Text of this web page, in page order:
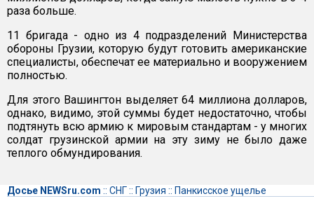
раза больше.
11 бригада - одно из 4 подразделений Министерства
обороны Грузии, которую будут готовить американские
специалисты, обеспечат ее материально и вооружением
полностью.
Для этого Вашингтон выделяет 64 миллиона долларов,
однако, видимо, этой суммы будет недостаточно, чтобы
подтянуть всю армию к мировым стандартам - у многих
солдат грузинской армии на эту зиму не было даже
теплого обмундирования.
Досье NEWSru.com :: СНГ:: Грузия :: Панкисское ущелье